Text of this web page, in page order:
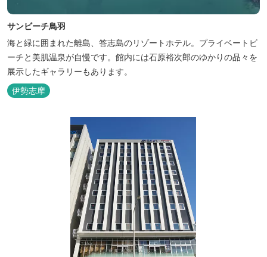
サンビーチ鳥羽
海と緑に囲まれた離島、答志島のリゾートホテル。プライベートビ
ーチと美肌温泉が自慢です。館内には石原裕次郎のゆかりの品々を
展示したギャラリーもあります。
伊勢志摩